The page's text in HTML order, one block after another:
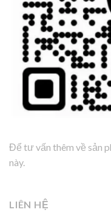
Để tư vấn thêm về sản
này.
LIÊN HỆ